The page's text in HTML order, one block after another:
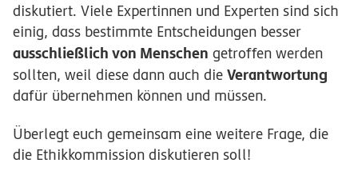
diskutiert. Viele Expertinnen und Experten sind sich
einig, dass bestimmte Entscheidungen besser
ausschließlich von Menschen getroffen werden
sollten, weil diese dann auch die Verantwortung
dafür übernehmen können und müssen.
Überlegt euch gemeinsam eine weitere Frage, die
die Ethikkommission diskutieren soll!